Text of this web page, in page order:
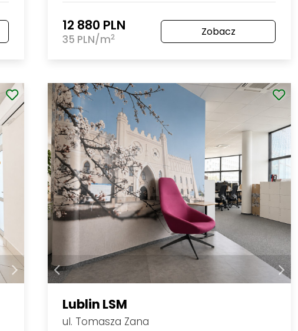
12 880 PLN
35 PLN/m2 Zobacz
Lublin LSM
ul. Tomasza Zana